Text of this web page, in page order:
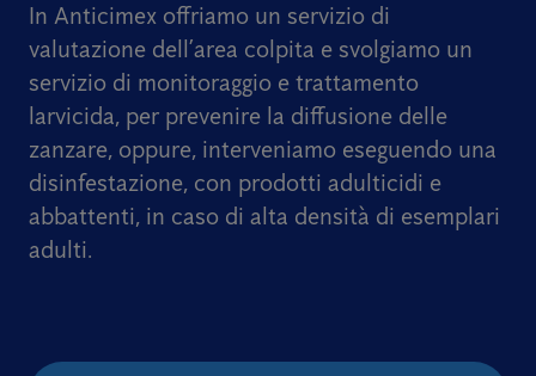
In Anticimex offriamo un servizio di
valutazione dell’area colpita e svolgiamo un
servizio di monitoraggio e trattamento
larvicida, per prevenire la diffusione delle
zanzare, oppure, interveniamo eseguendo una
disinfestazione, con prodotti adulticidi e
abbattenti, in caso di alta densità di esemplari
adulti.